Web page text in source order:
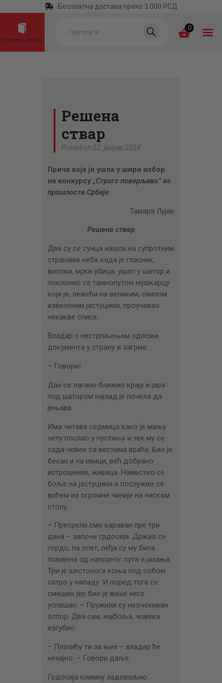
Бесплатна достава преко 3.000 РСД
search 0
НАЈПРОДАВАНИЈЕ
НОВЕ КЊИГЕ
ЗАБОРАВА
АУТОРИ
ЦЕНОВНИК
ПИСМО
Решена
ствар
Posted on 22. јануар 2024
Прича која је ушла у шири избор
на конкурсу„Строго поверљиво” из
прошлости Србије
Тамара Лујак
Решена ствар
Два су се сунца нашла на супротним
странама неба када је гласник,
високи, мрки убица, ушао у шатор и
поклонио се тамнопутом мушкарцу
који је, лежећи на великим, свилом
извезеним јастуцима, проучавао
некакве списе.
Владар с нестрпљењем одложи
документа у страну и загрме:
– Говори!
Дан се лагано ближио крају и јара
под шатором најзад је почела да
јењава.
Има читава седмица како је мању
чету послао у пустињу и тек му се
сада човек са вестима враћа. Био је
бесан и на ивици, већ добрано
истрошених, живаца. Наместио се
боље на јастуцима и послужио се
воћем из огромне чиније на ниском
столу.
– Пресрели смо караван пре три
дана – започе грдосија. Држао се
гордо, па опет, леђа су му била
повијена од напорног пута и јахања.
Три је шестонога коња под собом
сатро у нападу. И поред тога се
смешио јер био је више него
успешан. – Пружили су неочекиван
отпор. Два сам, најбоља, човека
изгубио.
– Платићу ти за њих – владар ће
нехајно. – Говори даље.
Грдосија климну задовољно